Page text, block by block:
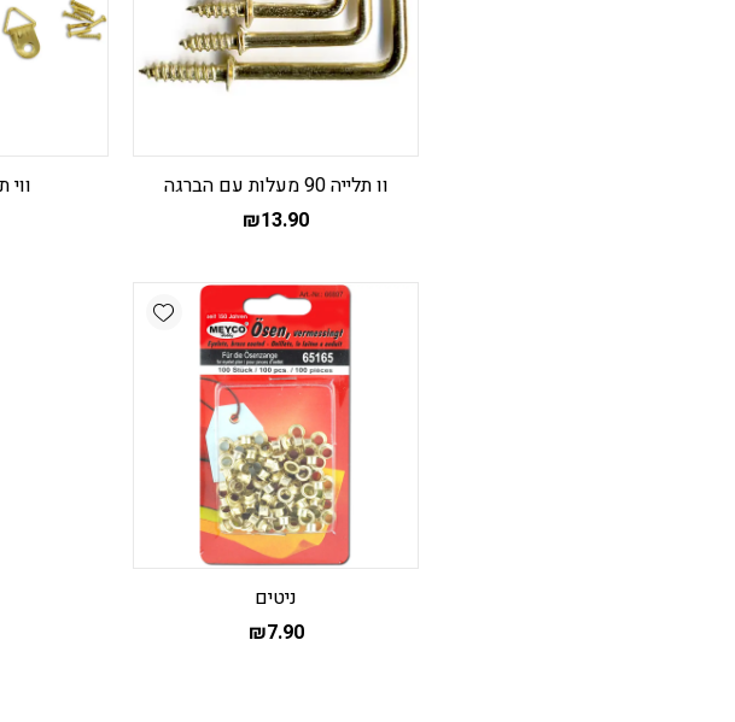
וו תלייה 90 מעלות עם הברגה
₪13.90
ווי
Add wishlist
ניטים
₪7.90